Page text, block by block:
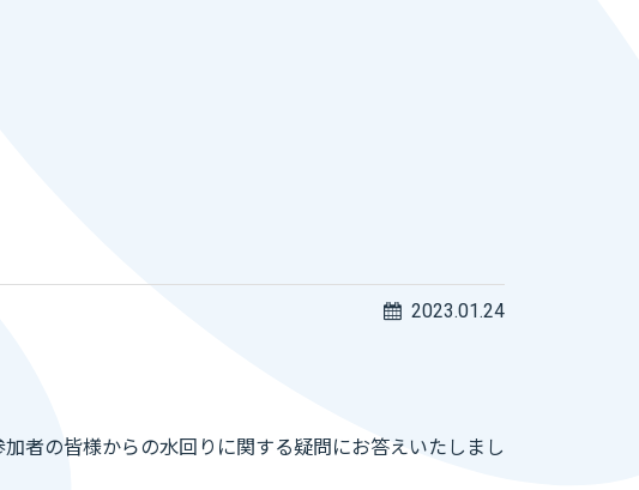
2023.01.24
者の皆様からの水回りに関する疑問にお答えいたしまし